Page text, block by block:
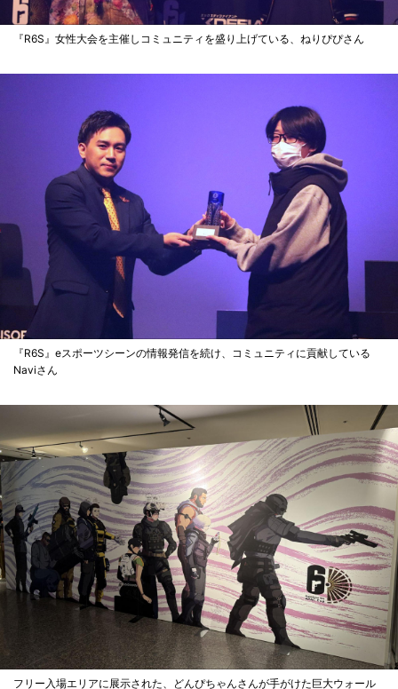
『R6S』女性大会を主催しコミュニティを盛り上げている、ねりぴぴさん
『R6S』eスポーツシーンの情報発信を続け、コミュニティに貢献している
Naviさん
フリー入場エリアに展示された、どんぴちゃんさんが手がけた巨大ウォール